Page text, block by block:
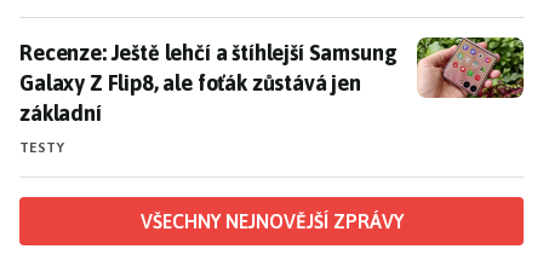
Recenze: Ještě lehčí a štíhlejší Samsung Galaxy Z
Recenze: Ještě lehčí a štíhlejší Samsung
Galaxy Z Flip8, ale foťák zůstává jen
základní
TESTY
VŠECHNY NEJNOVĚJŠÍ ZPRÁVY